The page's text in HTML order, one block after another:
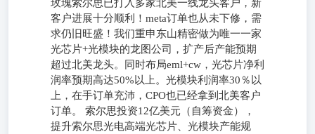
玫瑰索尔思已打入多家北美一线龙头客户，新
客户进展十分顺利！meta订单也从未下修，需
求仍旧旺盛！我们重申东山精密做为唯一一家
光芯片+光模块的龙图公司，扩产后产能预期
超过北美龙头。同时布局eml+cw，光芯片净利
润率预期高达50%以上。光模块利润率30％以
上，在手订单充沛，CPO也已经拿到北美客户
订单。 索尔思投资12亿美元（自筹资金），
提升索尔思光电高端光芯片、光模块产能规